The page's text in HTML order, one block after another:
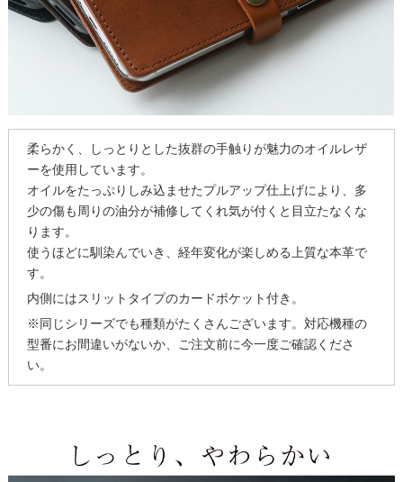
柔らかく、しっとりとした抜群の手触りが魅力のオイルレザ
ーを使用しています。
オイルをたっぷりしみ込ませたプルアップ仕上げにより、多
少の傷も周りの油分が補修してくれ気が付くと目立たなくな
ります。
使うほどに馴染んでいき、経年変化が楽しめる上質な本革で
す。
内側にはスリットタイプのカードポケット付き。
※同じシリーズでも種類がたくさんございます。対応機種の
型番にお間違いがないか、ご注文前に今一度ご確認くださ
い。